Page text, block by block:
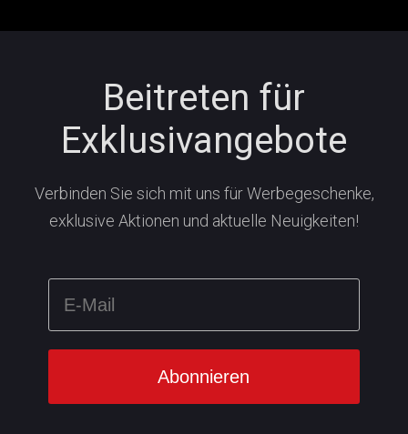
Beitreten für
Exklusivangebote
Verbinden Sie sich mit uns für Werbegeschenke,
exklusive Aktionen und aktuelle Neuigkeiten!